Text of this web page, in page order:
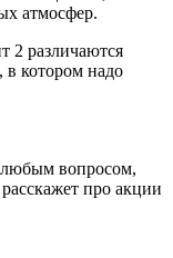
атмосфер.
2 различаются
котором надо
вопросом,
про акции